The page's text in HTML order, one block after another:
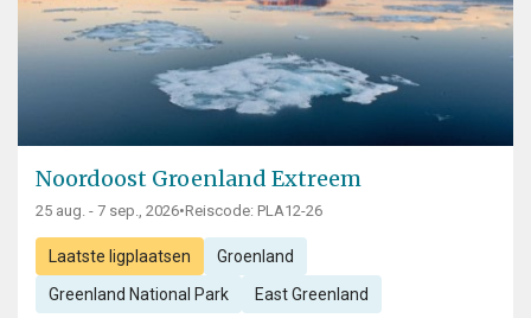
Noordoost Groenland Extreem
25 aug. - 7 sep., 2026•Reiscode: PLA12-26
Laatste ligplaatsen Groenland
Greenland National Park East Greenland